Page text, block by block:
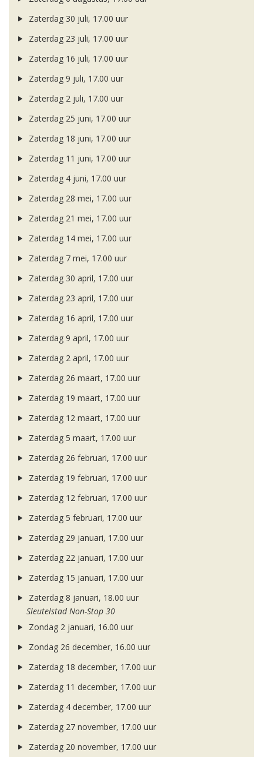
Zaterdag 30 juli, 17.00 uur
Zaterdag 23 juli, 17.00 uur
Zaterdag 16 juli, 17.00 uur
Zaterdag 9 juli, 17.00 uur
Zaterdag 2 juli, 17.00 uur
Zaterdag 25 juni, 17.00 uur
Zaterdag 18 juni, 17.00 uur
Zaterdag 11 juni, 17.00 uur
Zaterdag 4 juni, 17.00 uur
Zaterdag 28 mei, 17.00 uur
Zaterdag 21 mei, 17.00 uur
Zaterdag 14 mei, 17.00 uur
Zaterdag 7 mei, 17.00 uur
Zaterdag 30 april, 17.00 uur
Zaterdag 23 april, 17.00 uur
Zaterdag 16 april, 17.00 uur
Zaterdag 9 april, 17.00 uur
Zaterdag 2 april, 17.00 uur
Zaterdag 26 maart, 17.00 uur
Zaterdag 19 maart, 17.00 uur
Zaterdag 12 maart, 17.00 uur
Zaterdag 5 maart, 17.00 uur
Zaterdag 26 februari, 17.00 uur
Zaterdag 19 februari, 17.00 uur
Zaterdag 12 februari, 17.00 uur
Zaterdag 5 februari, 17.00 uur
Zaterdag 29 januari, 17.00 uur
Zaterdag 22 januari, 17.00 uur
Zaterdag 15 januari, 17.00 uur
Zaterdag 8 januari, 18.00 uur
Sleutelstad Non-Stop 30
Zondag 2 januari, 16.00 uur
Zondag 26 december, 16.00 uur
Zaterdag 18 december, 17.00 uur
Zaterdag 11 december, 17.00 uur
Zaterdag 4 december, 17.00 uur
Zaterdag 27 november, 17.00 uur
Zaterdag 20 november, 17.00 uur